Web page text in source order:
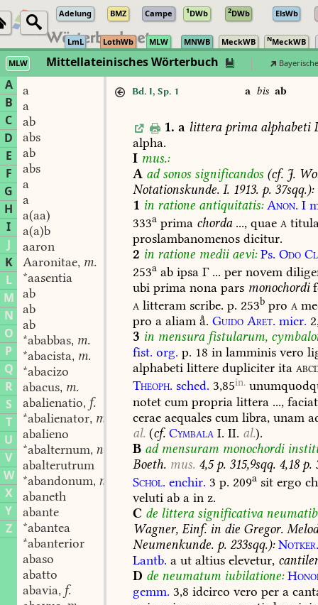
Adelung BMZ Campe 1DWb 2DWb ElsWb
LmL LothWb MLW MNWB MeckWB NMeckWB
MLW
Mittellateinisches Wörterbuch
A
B
C
D
E
F
G
H
I
J
K
L
M
N
O
P
Q
R
S
T
U
V
W
X
Y
Z
a
a
ab
abs
ab
abs
a
a
a(aa)
a(a)b
aaron
Aaronitae, m.
*aasentia
ab
ab
ab
*ababbas, m.
*abacista, m.
*abacizo
abacus, m.
abalienatio, f.
*abalienator, m.
abalieno
*abalternum, n.
abalterutrum
*abandonum, n.
abaneth
abante
*abantea
*abanterior
abaso
abatto
abavia, f.
Bd. I, Sp. 1 abis ab
1. a litteraprimaalphabeti
alpha.
I mus.:
A adsonos significandos (cf. J.
Notationskunde. I. 1913. p. 37sqq.):
1 in ratione antiquitatis: Anon. I
333a prima chorda..., quae a
proslambanomenos dicitur.
2 in ratione medii aevi: Ps. Odo
253a ab ipsa Γ... per novem
ubi prima nona pars monochordi
a litteram scribe. p. 253b pro a
pro a aliam . Guido Aret. micr.
3 in mensura fistularum,
fist. org. p. 18 in lamminis vero
alphabeti littere dupliciter ita
Theoph. sched. 3,85in.
notet cum propria littera ..., faciat
cerae aequales cum libra, unam
al. (cf. Cymbala I. II. al.).
B admensuram monochordi
Boeth. mus. 4,5 p. 315,9sqq. 4,18 p.
Schol. enchir. 3 p. 209a sit ergo
veluti ab a in z.
C de litterasignificativa
Wagner, Einf. in die Gregor.
Neumenkunde. p. 233sqq.):
Lantb. a ut altius elevetur,
D de neumatum iubilatione:
gemm. 3,8 idcirco vero per a